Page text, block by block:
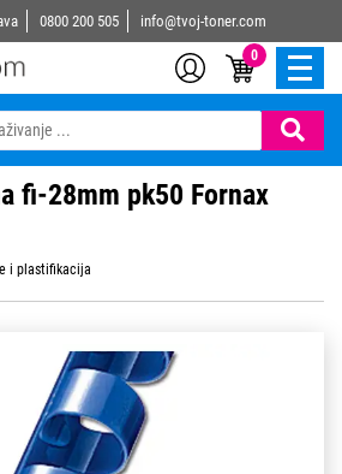
0800 200 505 info@tvoj-toner.com
0
fi-28mm pk50 Fornax
i plastifikacija